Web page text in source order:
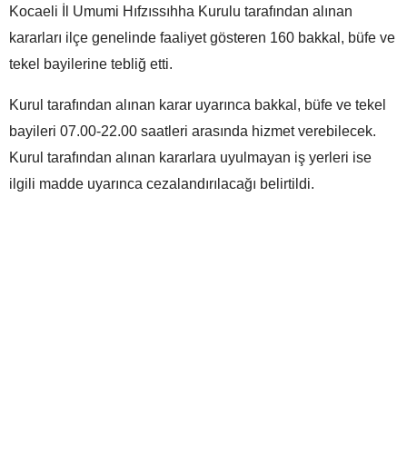
Kocaeli İl Umumi Hıfzıssıhha Kurulu tarafından alınan
kararları ilçe genelinde faaliyet gösteren 160 bakkal, büfe ve
tekel bayilerine tebliğ etti.
Kurul tarafından alınan karar uyarınca bakkal, büfe ve tekel
bayileri 07.00-22.00 saatleri arasında hizmet verebilecek.
Kurul tarafından alınan kararlara uyulmayan iş yerleri ise
ilgili madde uyarınca cezalandırılacağı belirtildi.